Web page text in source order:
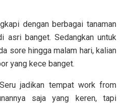
dengan berbagai tanaman
asri banget. Sedangkan untuk
sore hingga malam hari, kalian
yang kece banget.
jadikan tempat work from
saja yang keren, tapi